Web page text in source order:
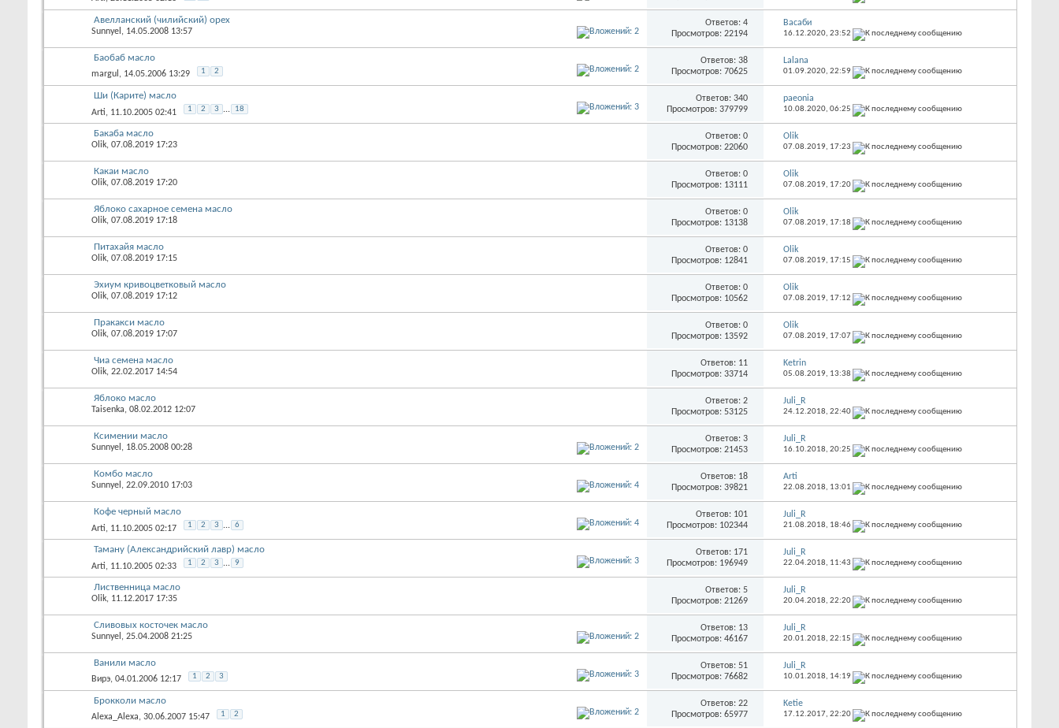
Авелланский (чилийский) орех
Sunnyel , 14.05.2008 13:57
Ответов: 4
Просмотров: 22194
Васаби
16.12.2020, 23:52
Баобаб масло
margul , 14.05.2006 13:29 1 2
Ответов: 38
Просмотров: 70625
Lalana
01.09.2020, 22:59
Ши (Карите) масло
Arti, 11.10.2005 02:41 1 2 3 ... 18
Ответов: 340
Просмотров: 379799
paeonia
10.08.2020, 06:25
Бакаба масло
Olik, 07.08.2019 17:23
Ответов: 0
Просмотров: 22060
Olik
07.08.2019, 17:23
Какаи масло
Olik, 07.08.2019 17:20
Ответов: 0
Просмотров: 13111
Olik
07.08.2019, 17:20
Яблоко сахарное семена масло
Olik, 07.08.2019 17:18
Ответов: 0
Просмотров: 13138
Olik
07.08.2019, 17:18
Питахайя масло
Olik, 07.08.2019 17:15
Ответов: 0
Просмотров: 12841
Olik
07.08.2019, 17:15
Эхиум кривоцветковый масло
Olik, 07.08.2019 17:12
Ответов: 0
Просмотров: 10562
Olik
07.08.2019, 17:12
Пракакси масло
Olik, 07.08.2019 17:07
Ответов: 0
Просмотров: 13592
Olik
07.08.2019, 17:07
Чиа семена масло
Olik, 22.02.2017 14:54
Ответов: 11
Просмотров: 33714
Ketrin
05.08.2019, 13:38
Яблоко масло
Taisenka, 08.02.2012 12:07
Ответов: 2
Просмотров: 53125
Juli_R
24.12.2018, 22:40
Ксимении масло
Sunnyel , 18.05.2008 00:28
Ответов: 3
Просмотров: 21453
Juli_R
16.10.2018, 20:25
Комбо масло
Sunnyel , 22.09.2010 17:03
Ответов: 18
Просмотров: 39821
Arti
22.08.2018, 13:01
Кофе черный масло
Arti, 11.10.2005 02:17 1 2 3 ... 6
Ответов: 101
Просмотров: 102344
Juli_R
21.08.2018, 18:46
Таману (Александрийский лавр) масло
Arti, 11.10.2005 02:33 1 2 3 ... 9
Ответов: 171
Просмотров: 196949
Juli_R
22.04.2018, 11:43
Лиственница масло
Olik, 11.12.2017 17:35
Ответов: 5
Просмотров: 21269
Juli_R
20.04.2018, 22:20
Сливовых косточек масло
Sunnyel , 25.04.2008 21:25
Ответов: 13
Просмотров: 46167
Juli_R
20.01.2018, 22:15
Ванили масло
Вирэ, 04.01.2006 12:17 1 2 3
Ответов: 51
Просмотров: 76682
Juli_R
10.01.2018, 14:19
Брокколи масло
Alexa_Alexa, 30.06.2007 15:47 1 2
Ответов: 22
Просмотров: 65977
Ketie
17.12.2017, 22:20